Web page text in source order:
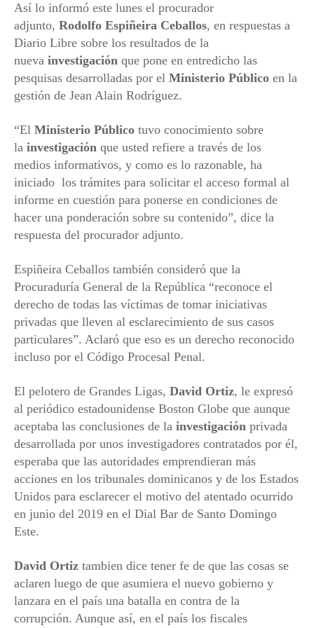
Así lo informó este lunes el procurador
adjunto, Rodolfo Espiñeira Ceballos, en respuestas a
Diario Libre sobre los resultados de la
nueva investigación que pone en entredicho las
pesquisas desarrolladas por el Ministerio Público en la
gestión de Jean Alain Rodríguez.
“El Ministerio Público tuvo conocimiento sobre
la investigación que usted refiere a través de los
medios informativos, y como es lo razonable, ha
iniciado los trámites para solicitar el acceso formal al
informe en cuestión para ponerse en condiciones de
hacer una ponderación sobre su contenido”, dice la
respuesta del procurador adjunto.
Espiñeira Ceballos también consideró que la
Procuraduría General de la República “reconoce el
derecho de todas las víctimas de tomar iniciativas
privadas que lleven al esclarecimiento de sus casos
particulares”. Aclaró que eso es un derecho reconocido
incluso por el Código Procesal Penal.
El pelotero de Grandes Ligas, David Ortiz, le expresó
al periódico estadounidense Boston Globe que aunque
aceptaba las conclusiones de la investigación privada
desarrollada por unos investigadores contratados por él,
esperaba que las autoridades emprendieran más
acciones en los tribunales dominicanos y de los Estados
Unidos para esclarecer el motivo del atentado ocurrido
en junio del 2019 en el Dial Bar de Santo Domingo
Este.
David Ortiz tambien dice tener fe de que las cosas se
aclaren luego de que asumiera el nuevo gobierno y
lanzara en el país una batalla en contra de la
corrupción. Aunque así, en el país los fiscales